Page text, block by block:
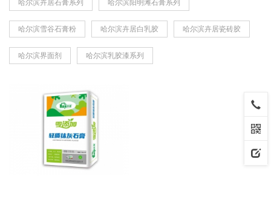
哈尔滨卉居石膏系列 哈尔滨阳明滩石膏系列
哈尔滨雪谷石膏粉 哈尔滨卉居白乳胶 哈尔滨卉居瓷砖胶
哈尔滨界面剂 哈尔滨乳胶漆系列